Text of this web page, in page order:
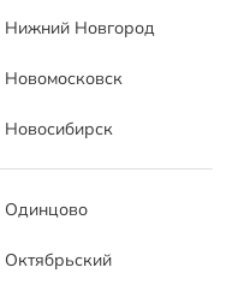
Нижний Новгород
Новомосковск
Новосибирск
Одинцово
Октябрьский